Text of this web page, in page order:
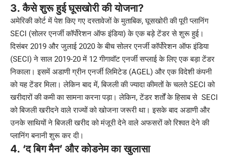
3. कैसे शुरू हुई घूसखोरी की योजना?
अमेरिकी कोर्ट में पेश किए गए दस्तावेजों के मुताबिक, घूसखोरी की पूरी प्लानिंग
SECI (सोलर एनर्जी कॉर्पोरेशन ऑफ इंडिया) के एक बड़े टेंडर से शुरू हुई।
दिसंबर 2019 और जुलाई 2020 के बीच सोलर एनर्जी कॉर्पोरेशन ऑफ इंडिया
(SECI) ने साल 2019-20 में 12 गीगावॉट एनर्जी सप्लाई के लिए एक बड़ा टेंडर
निकाला। इसमें अडाणी ग्रीन एनर्जी लिमिटेड (AGEL) और एक विदेशी कंपनी
को यह टेंडर मिला। लेकिन बाद में, बिजली की ज्यादा कीमतों के चलते SECI को
खरीदारों की कमी का सामना करना पड़ा। लेकिन, टेंडर शर्तों के हिसाब से SECI
को बिजली खरीदने वाले राज्यों को खोजना जरूरी था। इसके बाद अडाणी और
उनके साथियों ने बिजली खरीद को मंजूरी देने वाले अफसरों को रिश्वत देने की
प्लानिंग बनानी शुरू कर दी।
4. ‘द बिग मैन’ और कोडनेम का खुलासा